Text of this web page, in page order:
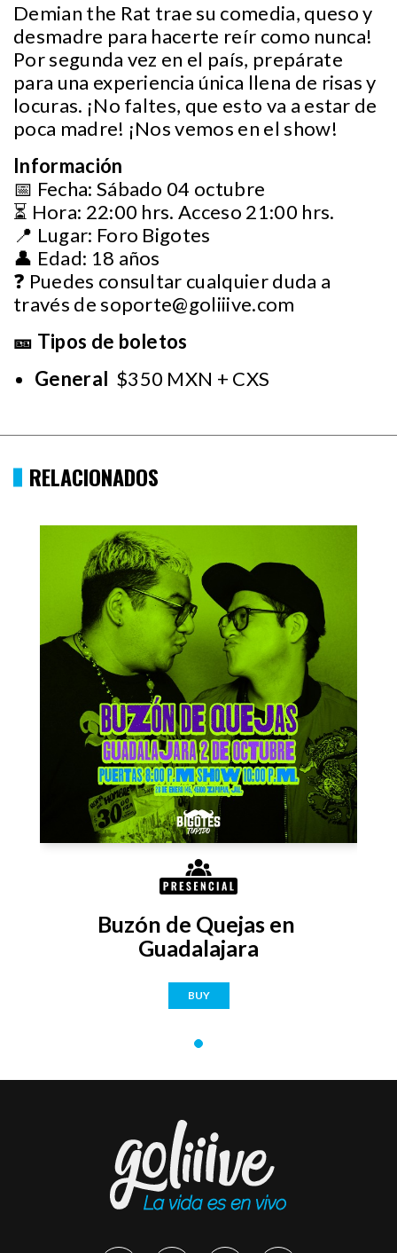
Demian the Rat trae su comedia, queso y
desmadre para hacerte reír como nunca!
Por segunda vez en el país, prepárate
para una experiencia única llena de risas y
locuras. ¡No faltes, que esto va a estar de
poca madre! ¡Nos vemos en el show!
Información
📅 Fecha: Sábado 04 octubre
⏳ Hora: 22:00 hrs. Acceso 21:00 hrs.
📍 Lugar: Foro Bigotes
👤 Edad: 18 años
❓ Puedes consultar cualquier duda a
través desoporte@goliiive.com
🎫 Tipos de boletos
General $350 MXN + CXS
RELACIONADOS
Buzón de Quejas en
Guadalajara
BUY